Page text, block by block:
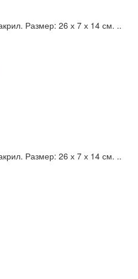
Размер: 26 х 7 х 14 см. ..
Размер: 26 х 7 х 14 см. ..